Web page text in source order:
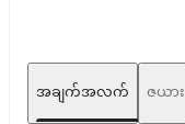
အချက်အလက် ဇယား